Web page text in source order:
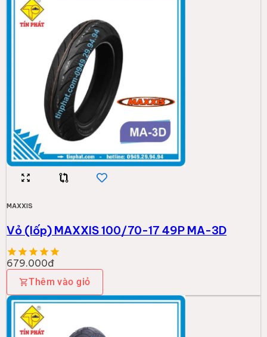
MAXXIS
Vỏ (lốp) MAXXIS 100/70-17 49P MA-3D
679.000đ
Thêm vào giỏ